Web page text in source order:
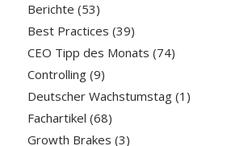
Berichte (53)
Best Practices (39)
CEO Tipp des Monats (74)
Controlling(9)
Deutscher Wachstumstag(1)
Fachartikel (68)
Growth Brakes (3)